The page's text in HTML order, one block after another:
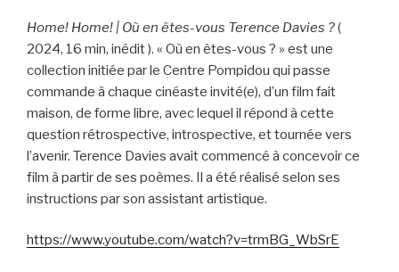
Home! Home! | Où en êtes-vous Terence Davies ?(
2024, 16 min, inédit ). « Où en êtes-vous ? » est une
collection initiée par le Centre Pompidou qui passe
commande à chaque cinéaste invité(e), d’un film fait
maison, de forme libre, avec lequel il répond à cette
question rétrospective, introspective, et tournée vers
l’avenir. Terence Davies avait commencé à concevoir ce
film à partir de ses poèmes. Il a été réalisé selon ses
instructions par son assistant artistique.
https://www.youtube.com/watch?v=trmBG_WbSrE